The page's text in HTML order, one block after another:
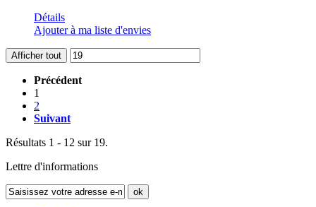
Détails
Ajouter à ma liste d'envies
Afficher tout
Précédent
1
2
Suivant
Résultats 1 - 12 sur 19.
Lettre d'informations
ok